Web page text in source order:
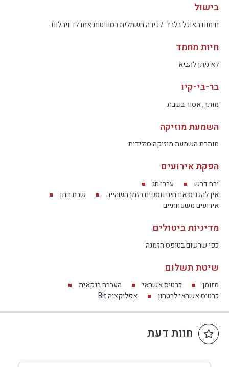
בישול
חימום האוכל בלבד / כירה חשמלית בסוויטות אמרלד ויהלום
חיות מחמד
לא ניתן להביא
בר-בי-קיו
מותר, אסור בשבת
השמעת מוזיקה
מותרת השמעת מוזיקה סולידית
הפקת אירועים
ירח דבש
ערבי חג
אין להכניס אורחים נוספים בזמן השהייה
שבת חתן
אירועים משפחתיים
מדיניות ביטולים
כפי שרשום בטופס הזמנה
שיטת תשלום
מזומן כרטיס אשראי
העברה בנקאית
כרטיס אשראי לבטחון
אפליקציה Bit
חוות דעת